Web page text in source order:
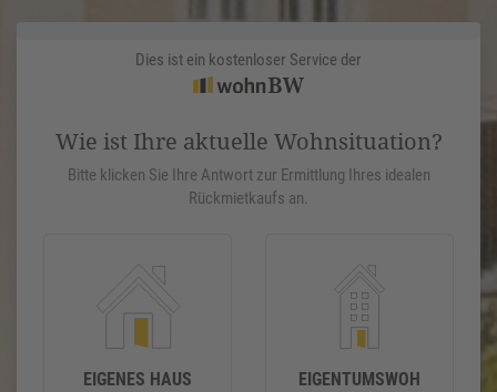
Dies ist ein kostenloser Service der
Wie ist Ihre aktuelle Wohnsituation?
Bitte klicken Sie Ihre Antwort zur Ermittlung Ihres idealen
Rückmietkaufs an.
EIGENES HAUS
EIGENTUMSWOH